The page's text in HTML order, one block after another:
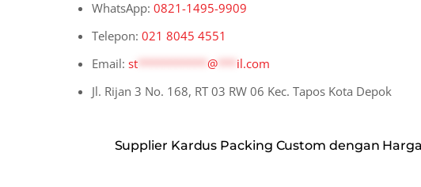
WhatsApp: 0821-1495-9909
Telepon: 021 8045 4551
Email: st @
il.com
Jl. Rijan 3 No. 168, RT 03 RW 06 Kec. Tapos Kota Depok
Supplier Kardus Packing Custom dengan